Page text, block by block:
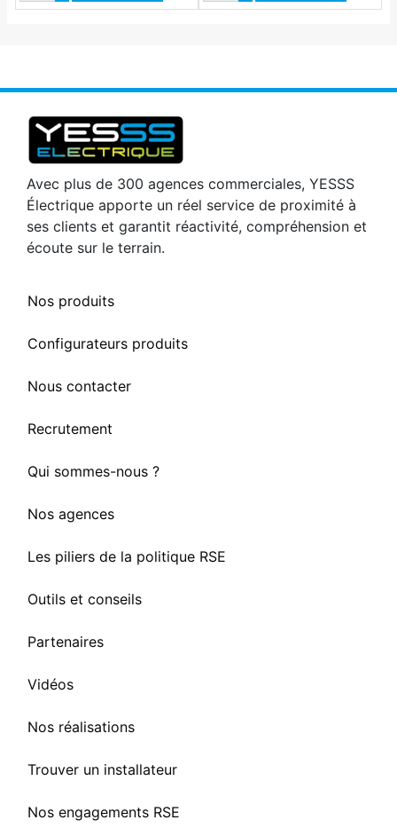
Avec plus de 300 agences commerciales, YESSS
Électrique apporte un réel service de proximité à
ses clients et garantit réactivité, compréhension et
écoute sur le terrain.
Nos produits
Configurateurs produits
Nous contacter
Recrutement
Qui sommes-nous ?
Nos agences
Les piliers de la politique RSE
Outils et conseils
Partenaires
Vidéos
Nos réalisations
Trouver un installateur
Nos engagements RSE